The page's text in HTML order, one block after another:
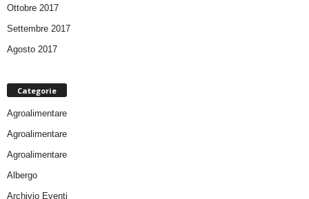
Ottobre 2017
Settembre 2017
Agosto 2017
Categorie
Agroalimentare
Agroalimentare
Agroalimentare
Albergo
Archivio Eventi